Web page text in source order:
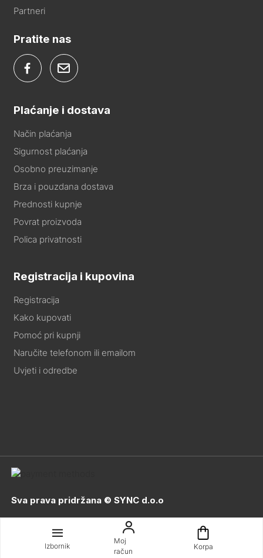
Izbornik
Moj
račun
Korpa
Partneri
Pratite nas
Plaćanje i dostava
Način plaćanja
Sigurnost plaćanja
Osobno preuzimanje
Brza i pouzdana dostava
Prednosti kupnje
Povrat proizvoda
Polica privatnosti
Registracija i kupovina
Registracija
Kako kupovati
Pomoć pri kupnji
Naručite telefonom ili emailom
Uvjeti i odredbe
Sva prava pridržana © SYNC d.o.o